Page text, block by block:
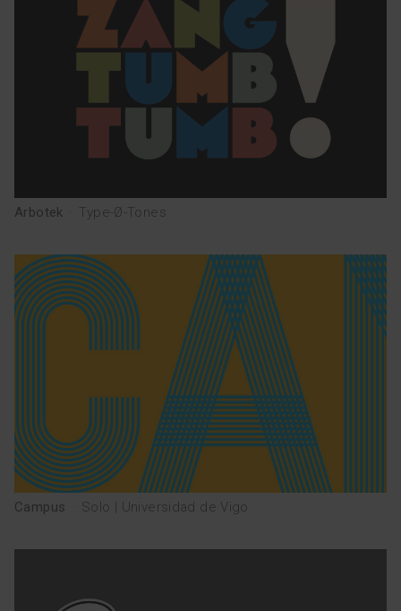
Arbotek Type-Ø-Tones
Campus Solo | Universidad de Vigo